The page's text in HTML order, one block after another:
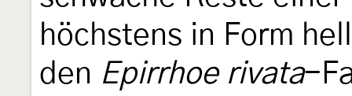
höchstens in Form
den Epirrhoe rivata-